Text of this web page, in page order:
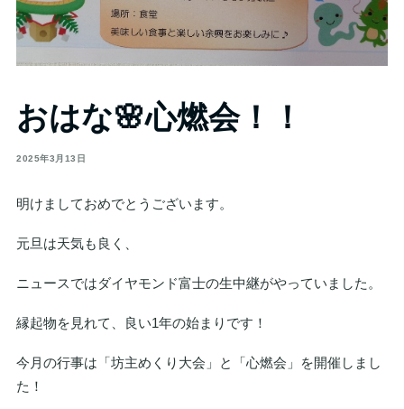
おはな🌸心燃会！！
2025年3月13日
明けましておめでとうございます。
元旦は天気も良く、
ニュースではダイヤモンド富士の生中継がやっていました。
縁起物を見れて、良い1年の始まりです！
今月の行事は「坊主めくり大会」と「心燃会」を開催しまし
た！